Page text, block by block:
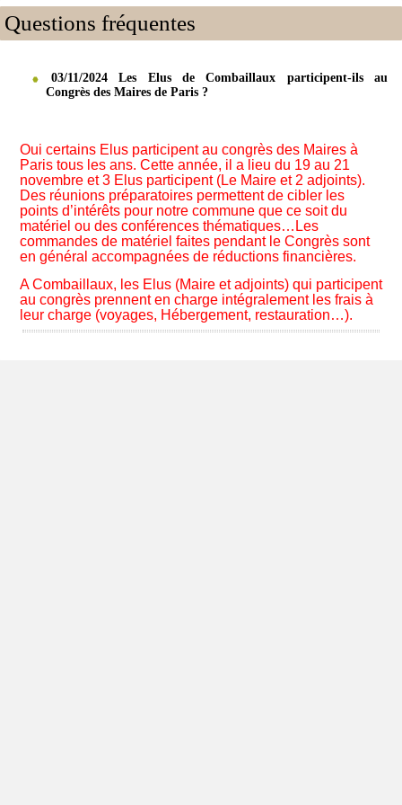
Questions fréquentes
03/11/2024 Les Elus de Combaillaux participent-ils au
Congrès des Maires de Paris ?
Oui certains Elus participent au congrès des Maires à
Paris tous les ans. Cette année, il a lieu du 19 au 21
novembre et 3 Elus participent (Le Maire et 2 adjoints).
Des réunions préparatoires permettent de cibler les
points d’intérêts pour notre commune que ce soit du
matériel ou des conférences thématiques…Les
commandes de matériel faites pendant le Congrès sont
en général accompagnées de réductions financières.
A Combaillaux, les Elus (Maire et adjoints) qui participent
au congrès prennent en charge intégralement les frais à
leur charge (voyages, Hébergement, restauration…).